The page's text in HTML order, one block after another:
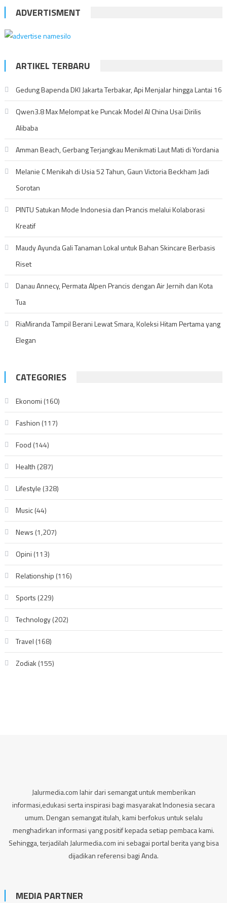
ADVERTISMENT
ARTIKEL TERBARU
Gedung Bapenda DKI Jakarta Terbakar, Api Menjalar hingga Lantai 16
Qwen3.8 Max Melompat ke Puncak Model AI China Usai Dirilis
Alibaba
Amman Beach, Gerbang Terjangkau Menikmati Laut Mati di Yordania
Melanie C Menikah di Usia 52 Tahun, Gaun Victoria Beckham Jadi
Sorotan
PINTU Satukan Mode Indonesia dan Prancis melalui Kolaborasi
Kreatif
Maudy Ayunda Gali Tanaman Lokal untuk Bahan Skincare Berbasis
Riset
Danau Annecy, Permata Alpen Prancis dengan Air Jernih dan Kota
Tua
RiaMiranda Tampil Berani Lewat Smara, Koleksi Hitam Pertama yang
Elegan
CATEGORIES
Ekonomi (160)
Fashion (117)
Food (144)
Health (287)
Lifestyle (328)
Music(44)
News (1,207)
Opini (113)
Relationship (116)
Sports (229)
Technology(202)
Travel (168)
Zodiak (155)
Jalurmedia.com lahir dari semangat untuk memberikan
informasi,edukasi serta inspirasi bagi masyarakat Indonesia secara
umum. Dengan semangat itulah, kami berfokus untuk selalu
menghadirkan informasi yang positif kepada setiap pembaca kami.
Sehingga, terjadilah Jalurmedia.com ini sebagai portal berita yang bisa
dijadikan referensi bagi Anda.
MEDIA PARTNER